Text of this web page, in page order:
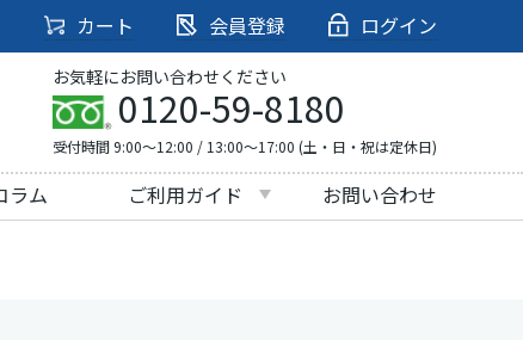
カート 会員登録 ログイン
お気軽にお問い合わせください
0120-59-8180
受付時間 9:00～12:00 / 13:00～17:00 (土・日・祝は定休日)
ラム ご利用ガイド お問い合わせ